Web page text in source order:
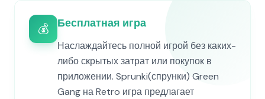
💰 Бесплатная игра
Наслаждайтесь полной игрой без каких-
либо скрытых затрат или покупок в
приложении. Sprunki(спрунки) Green
Gang на Retro игра предлагает